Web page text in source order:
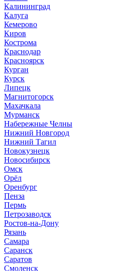
Калининград
Калуга
Кемерово
Киров
Кострома
Краснодар
Красноярск
Курган
Курск
Липецк
Магнитогорск
Махачкала
Мурманск
Набережные Челны
Нижний Новгород
Нижний Тагил
Новокузнецк
Новосибирск
Омск
Орёл
Оренбург
Пенза
Пермь
Петрозаводск
Ростов-на-Дону
Рязань
Самара
Саранск
Саратов
Смоленск